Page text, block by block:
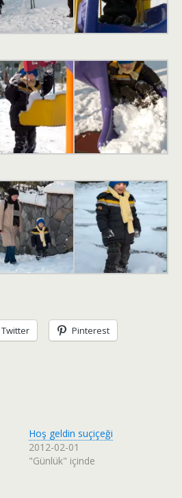
Twitter Pinterest
Hoş geldin suçiçeği
2012-02-01
"Günlük" içinde